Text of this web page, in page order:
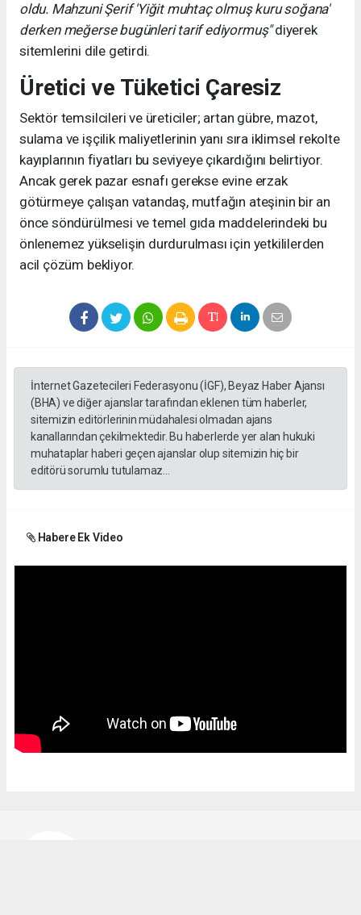
oldu. Mahzuni Şerif 'Yiğit muhtaç olmuş kuru soğana'
derken meğerse bugünleri tarif ediyormuş"diyerek
sitemlerini dile getirdi.
Üretici ve Tüketici Çaresiz
Sektör temsilcileri ve üreticiler; artan gübre, mazot,
sulama ve işçilik maliyetlerinin yanı sıra iklimsel rekolte
kayıplarının fiyatları bu seviyeye çıkardığını belirtiyor.
Ancak gerek pazar esnafı gerekse evine erzak
götürmeye çalışan vatandaş, mutfağın ateşinin bir an
önce söndürülmesi ve temel gıda maddelerindeki bu
önlenemez yükselişin durdurulması için yetkililerden
acil çözüm bekliyor.
İnternet Gazetecileri Federasyonu (İGF), Beyaz Haber Ajansı
(BHA) ve diğer ajanslar tarafından eklenen tüm haberler,
sitemizin editörlerinin müdahalesi olmadan ajans
kanallarından çekilmektedir. Bu haberlerde yer alan hukuki
muhataplar haberi geçen ajanslar olup sitemizin hiç bir
editörü sorumlu tutulamaz...
Habere Ek Video